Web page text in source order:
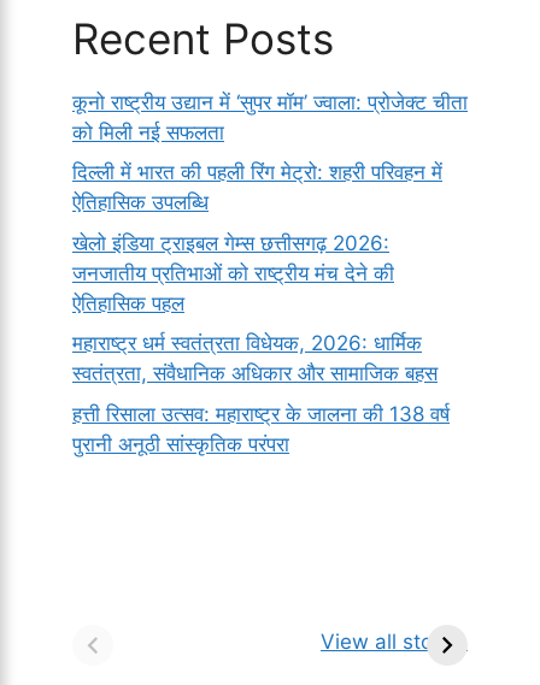
Recent Posts
कूनो राष्ट्रीय उद्यान में ‘सुपर मॉम’ ज्वाला: प्रोजेक्ट चीता
को मिली नई सफलता
दिल्ली में भारत की पहली रिंग मेट्रो: शहरी परिवहन में
ऐतिहासिक उपलब्धि
खेलो इंडिया ट्राइबल गेम्स छत्तीसगढ़ 2026:
जनजातीय प्रतिभाओं को राष्ट्रीय मंच देने की
ऐतिहासिक पहल
महाराष्ट्र धर्म स्वतंत्रता विधेयक, 2026: धार्मिक
स्वतंत्रता, संवैधानिक अधिकार और सामाजिक बहस
हत्ती रिसाला उत्सव: महाराष्ट्र के जालना की 138 वर्ष
पुरानी अनूठी सांस्कृतिक परंपरा
View all stories
किसे कहते है?
ज्योतिर्लिंग | नाम,